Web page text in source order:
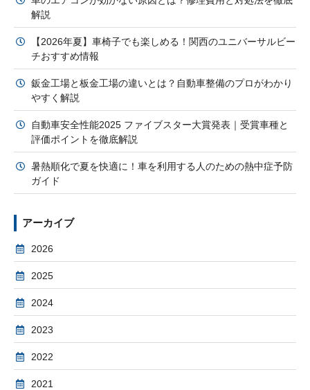
解説
【2026年夏】車椅子でも楽しめる！関西のユニバーサルビー
チおすすめ情報
鈑金工場と板金工場の違いとは？自動車整備のプロがわかり
やすく解説
自動車安全性能2025 ファイブスター大賞発表｜受賞車種と
評価ポイントを徹底解説
暑熱順化で夏を快適に！車を利用する人のための熱中症予防
ガイド
アーカイブ
2026
2025
2024
2023
2022
2021